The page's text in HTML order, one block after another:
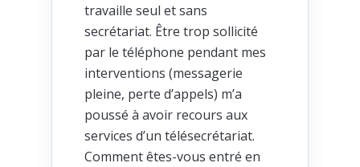
travaille seul et sans
secrétariat. Être trop sollicité
par le téléphone pendant mes
interventions (messagerie
pleine, perte d’appels) m’a
poussé à avoir recours aux
services d’un télésecrétariat.
Comment êtes-vous entré en